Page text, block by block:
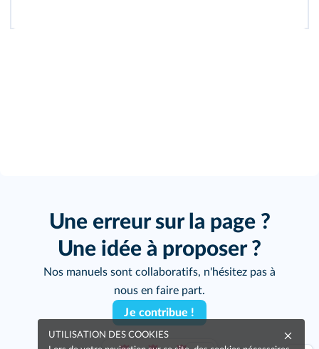
Une erreur sur la page ?
Une idée à proposer ?
Nos manuels sont collaboratifs, n'hésitez pas à
nous en faire part.
Je contribue !
UTILISATION DES COOKIES